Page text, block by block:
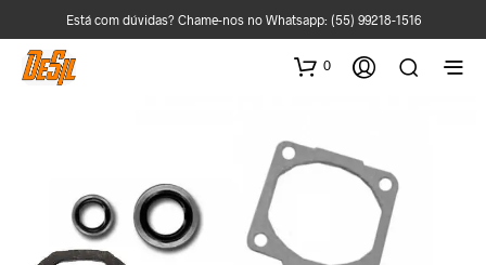
Está com dúvidas? Chame-nos no Whatsapp: (55) 99218-1516
0